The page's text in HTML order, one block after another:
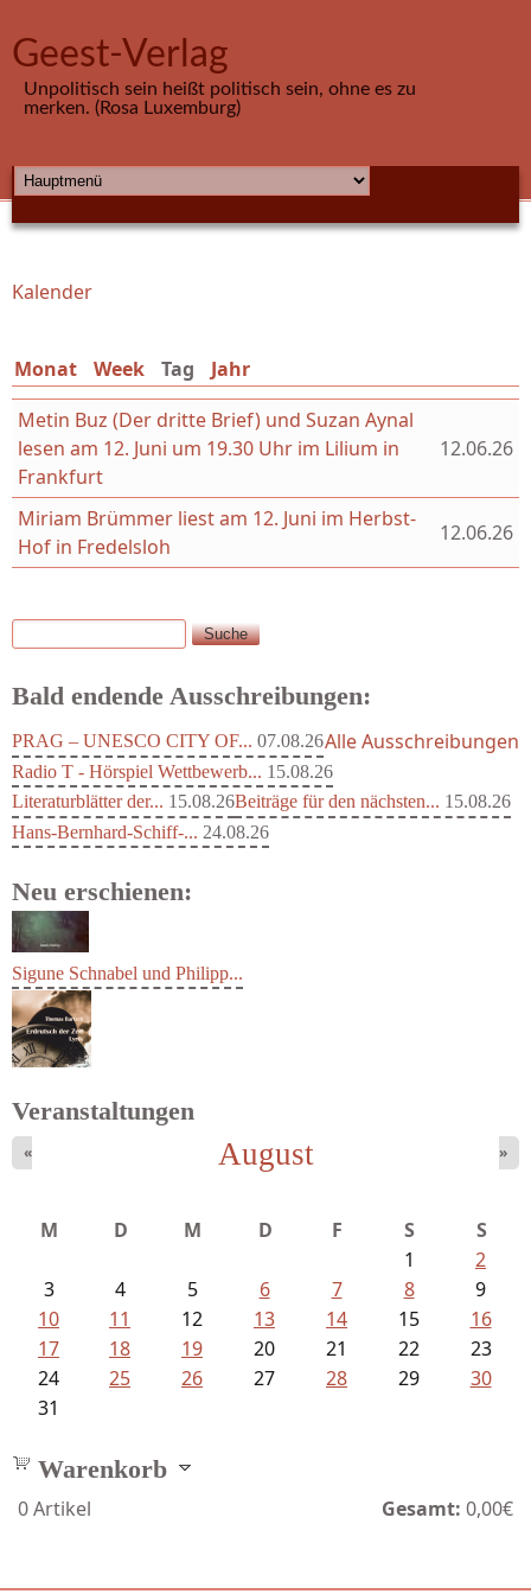
Geest-Verlag
Unpolitisch sein heißt politisch sein, ohne es zu
merken. (Rosa Luxemburg)
HAUPTMENÜ
Sie sind hier
Kalender
Monat Week Tag (aktiver Reiter)
Jahr
Metin Buz (Der dritte Brief) und Suzan Aynal
lesen am 12. Juni um 19.30 Uhr im Lilium in
Frankfurt
12.06.26
Miriam Brümmer liest am 12. Juni im Herbst-
Hof in Fredelsloh
12.06.26
Suchformular
Suche
Bald endende Ausschreibungen:
PRAG – UNESCO CITY OF... 07.08.26
Radio T - Hörspiel Wettbewerb... 15.08.26
Literaturblätter der... 15.08.26Beiträge für den nächsten... 15.08.26
Hans-Bernhard-Schiff-... 24.08.26
Alle Ausschreibungen
Neu erschienen:
Bartsch, Thomas - Erdrutsch der...
Sigune Schnabel und Philipp...
Veranstaltungen
August
« »
M D M D F S
S
1
2
3
4 5 6 7 8
9
10
11 12 13 14 15
16
17
18 19 20 21 22
23
24
25 26 27 28 29
30
31
Warenkorb
0Artikel Gesamt: 0,00€